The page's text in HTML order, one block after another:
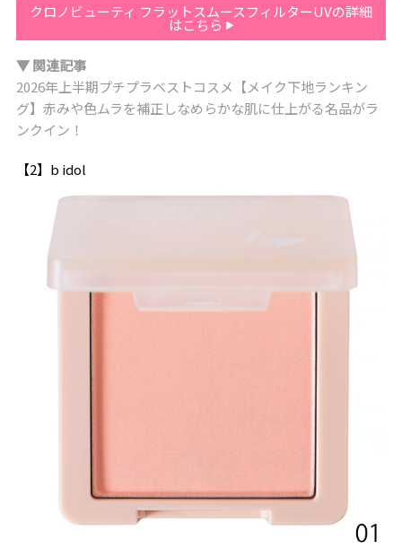
クロノビューティ フラットスムースフィルターUVの詳細
はこちら
▼ 関連記事
2026年上半期プチプラベストコスメ【メイク下地ランキン
グ】赤みや色ムラを補正しなめらかな肌に仕上がる名品がラ
ンクイン！
【2】b idol